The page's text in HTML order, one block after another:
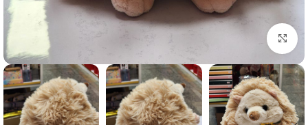
برای بزرگنمایی کلیک کنید